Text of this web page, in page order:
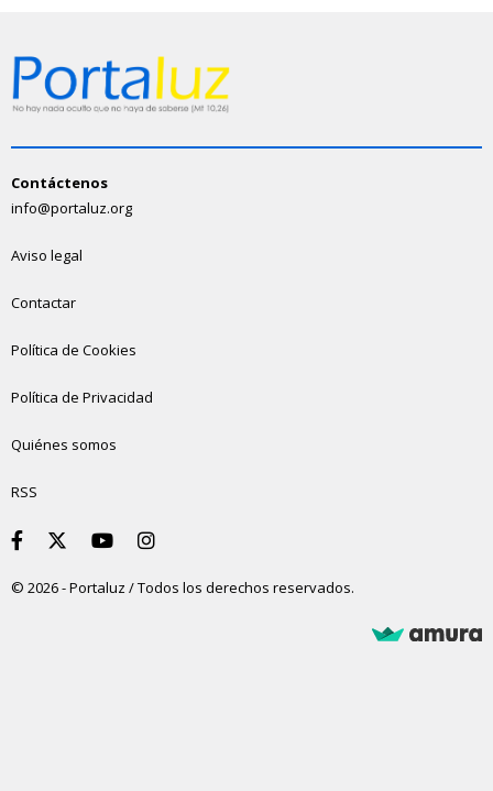
Contáctenos
info@portaluz.org
Aviso legal
Contactar
Política de Cookies
Política de Privacidad
Quiénes somos
RSS
© 2026 - Portaluz / Todos los derechos reservados.